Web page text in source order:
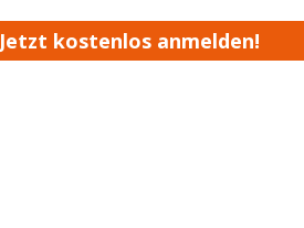
Jetzt kostenlos anmelden!